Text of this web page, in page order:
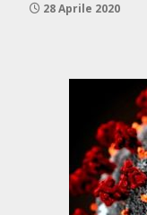
28 Aprile 2020